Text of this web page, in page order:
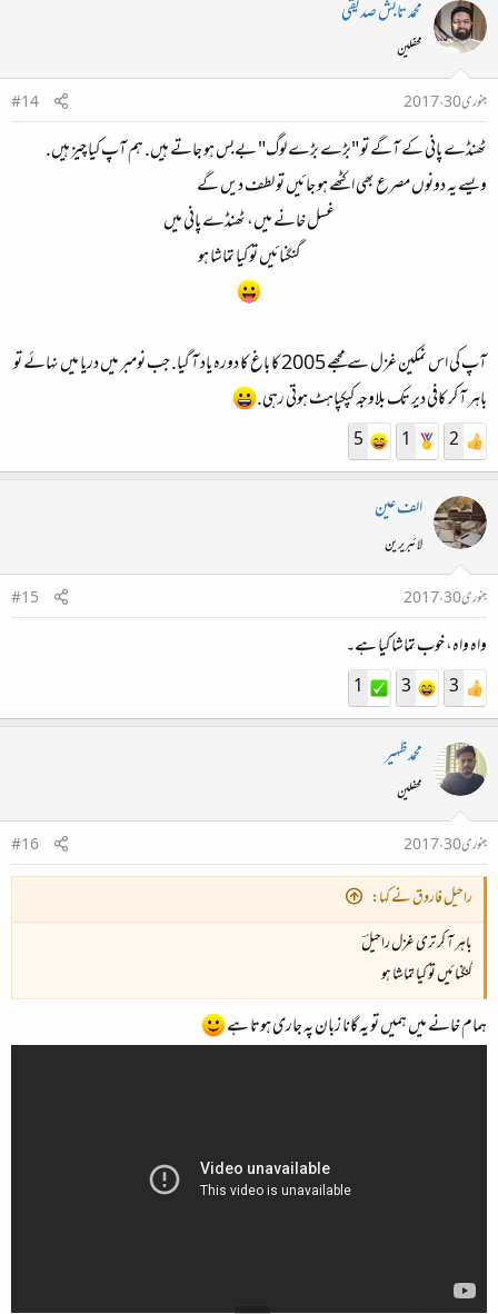
محمد تابش صدیقی
محفلین
جنوری 30، 2017
#14
ٹھنڈے پانی کے آگے تو "بڑے بڑے لوگ" بےبس ہو جاتے ہیں. ہم آپ کیا چیز ہیں.
ویسے یہ دونوں مصرع بھی اکٹھے ہو جائیں تو لطف دیں گے
غسل خانے میں، ٹھنڈے پانی میں
گنگنائیں تو کیا تماشا ہو
آپ کی اس نمکین غزل سے مجھے 2005 کا باغ کا دورہ یاد آ گیا. جب نومبر میں دریا میں نہائے تو
باہر آ کر کافی دیر تک بلاوجہ کپکپاہٹ ہوتی رہی.
2
1
5
الف عین
لائبریرین
جنوری 30، 2017
#15
واہ واہ، خوب تماشا کیا ہے۔
3
3
1
محمدظہیر
محفلین
جنوری 30، 2017
#16
راحیل فاروق نے کہا:
باہر آ کر تری غزل راحیلؔ
گنگنائیں تو کیا تماشا ہو
ہمام خانے میں ہمیں تو یہ گانا زبان پہ جاری ہوتا ہے